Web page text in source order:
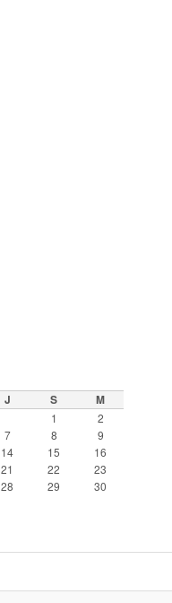
J S M
1
2
7 8
9
14 15
16
21 22
23
28 29
30